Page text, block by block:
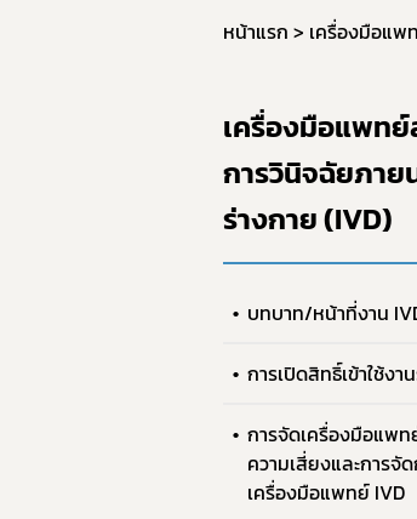
หน้าแรก เครื่องมือแพ
เครื่องมือแพทย์
การวินิจฉัยภาย
ร่างกาย (IVD)
บทบาท/หน้าที่งาน
การเปิดสิทธิ์เข้าใช้งา
การจัดเครื่องมือแพท
ความเสี่ยงและการจั
เครื่องมือแพทย์ IVD